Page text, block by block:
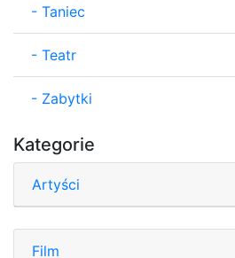
- Taniec
- Teatr
- Zabytki
Kategorie
Artyści
Film